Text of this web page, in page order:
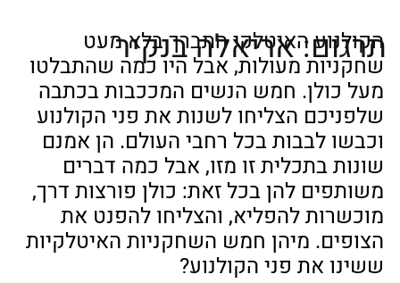
הקולנוע האיטלקי התברך בלא מעט
שחקניות מעולות, אבל היו כמה שהתבלטו
מעל כולן. חמש הנשים המככבות בכתבה
שלפניכם הצליחו לשנות את פני הקולנוע
וכבשו לבבות בכל רחבי העולם. הן אמנם
שונות בתכלית זו מזו, אבל כמה דברים
משותפים להן בכל זאת: כולן פורצות דרך,
מוכשרות להפליא, והצליחו להפנט את
הצופים. מיהן חמש השחקניות האיטלקיות
ששינו את פני הקולנוע?
תרגום: אריאלה בנקיר